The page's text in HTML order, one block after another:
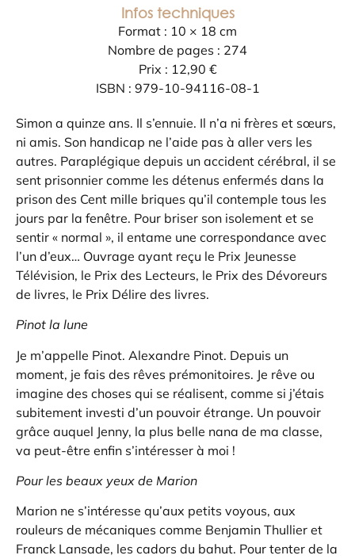
Infos techniques
Format : 10 × 18 cm
Nombre de pages : 274
Prix : 12,90 €
ISBN : 979-10-94116-08-1
Simon a quinze ans. Il s’ennuie. Il n’a ni frères et sœurs,
ni amis. Son handicap ne l’aide pas à aller vers les
autres. Paraplégique depuis un accident cérébral, il se
sent prisonnier comme les détenus enfermés dans la
prison des Cent mille briques qu’il contemple tous les
jours par la fenêtre. Pour briser son isolement et se
sentir « normal », il entame une correspondance avec
l’un d’eux… Ouvrage ayant reçu le Prix Jeunesse
Télévision, le Prix des Lecteurs, le Prix des Dévoreurs
de livres, le Prix Délire des livres.
Pinot la lune
Je m’appelle Pinot. Alexandre Pinot. Depuis un
moment, je fais des rêves prémonitoires. Je rêve ou
imagine des choses qui se réalisent, comme si j’étais
subitement investi d’un pouvoir étrange. Un pouvoir
grâce auquel Jenny, la plus belle nana de ma classe,
va peut-être enfin s’intéresser à moi !
Pour les beaux yeux de Marion
Marion ne s’intéresse qu’aux petits voyous, aux
rouleurs de mécaniques comme Benjamin Thullier et
Franck Lansade, les cadors du bahut. Pour tenter de la